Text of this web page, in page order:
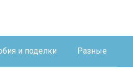
и поделки Разные